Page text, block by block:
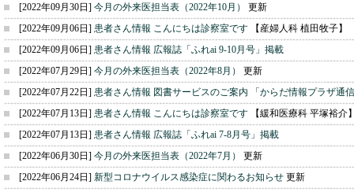
[2022年09月30日] 今月の外来医担当表（2022年10月）
更新
[2022年09月06日] 患者さん情報 こんにちは診察室です 【産婦人科 植田牧子】
[2022年09月06日] 患者さん情報 広報誌「ふれai 9-10月号」掲載
[2022年07月29日] 今月の外来医担当表（2022年8月）
更新
[2022年07月22日] 患者さん情報 図書サービスのご案内 「からだ情報プラザ通
[2022年07月13日] 患者さん情報 こんにちは診察室です 【緩和医療科 平塚裕介
[2022年07月13日] 患者さん情報 広報誌「ふれai 7-8月号」掲載
[2022年06月30日] 今月の外来医担当表（2022年7月）
更新
[2022年06月24日] 新型コロナウイルス感染症に関わるお知らせ 更新